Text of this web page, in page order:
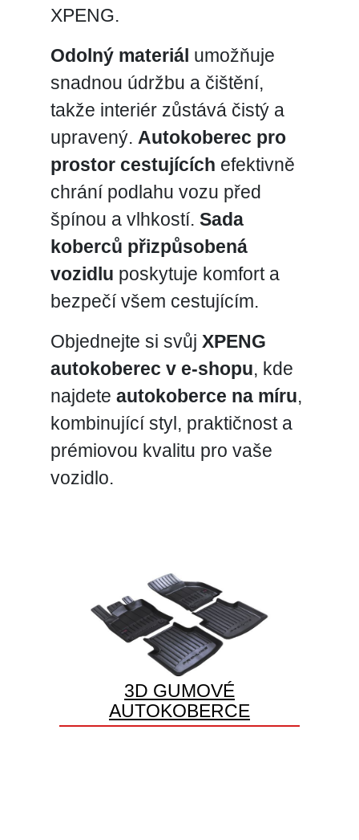
XPENG.
Odolný materiál umožňuje
snadnou údržbu a čištění,
takže interiér zůstává čistý a
upravený. Autokoberec pro
prostor cestujících efektivně
chrání podlahu vozu před
špínou a vlhkostí. Sada
koberců přizpůsobená
vozidlu poskytuje komfort a
bezpečí všem cestujícím.
Objednejte si svůj XPENG
autokoberec v e-shopu, kde
najdete autokoberce na míru,
kombinující styl, praktičnost a
prémiovou kvalitu pro vaše
vozidlo.
3D GUMOVÉ
AUTOKOBERCE